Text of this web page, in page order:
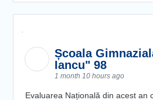
Școala
Iancu" 98
1 month 10 hours ago
Evaluarea Națională din acest an